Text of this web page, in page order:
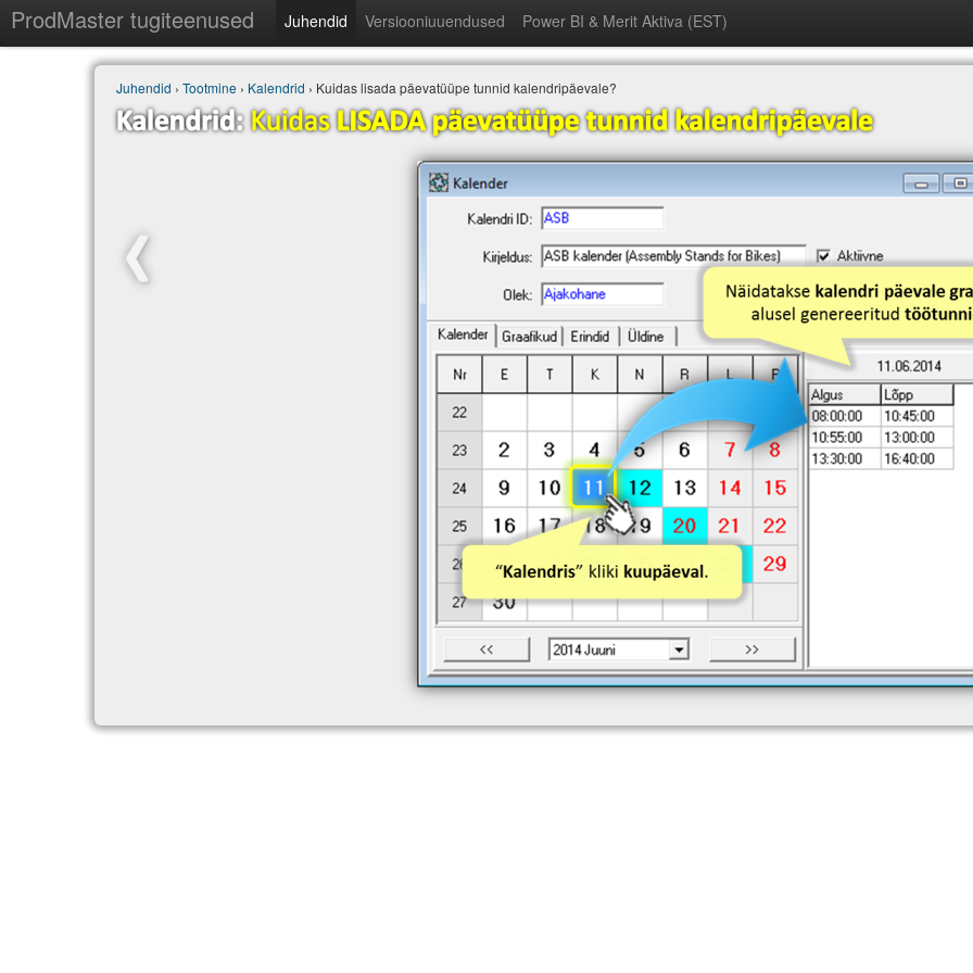
ProdMaster tugiteenused Juhendid Versiooniuuendused Power BI & Merit Aktiva (EST)
Juhendid › Tootmine › Kalendrid › Kuidas lisada päevatüüpe tunnid kalendripäevale?